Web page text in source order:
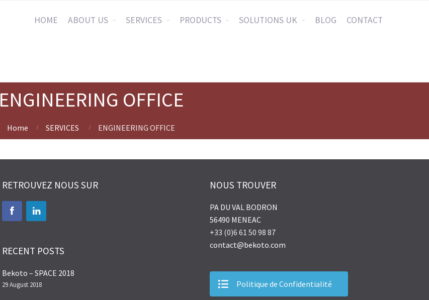
HOME ABOUT US SERVICES PRODUCTS SOLUTIONS UK BLOG CONTACT
ENGINEERING OFFICE
Home SERVICES ENGINEERING OFFICE
RETROUVEZ NOUS SUR
RECENT POSTS
Bekoto – SPACE 2018
29 August 2018
NOUS TROUVER
PA DU VAL BODRON
56490 MENEAC
+33 (0)6 61 50 98 87
contact@bekoto.com
Politique de Confidentialité